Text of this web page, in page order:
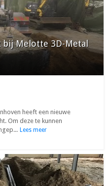
bij Melotte 3D-Metal
heeft een nieuwe
Om deze te kunnen
Lees meer